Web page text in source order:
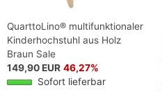
QuarttoLino® multifunktionaler
Kinderhochstuhl aus Holz
Braun Sale
149,90 EUR 46,27%
Sofort lieferbar